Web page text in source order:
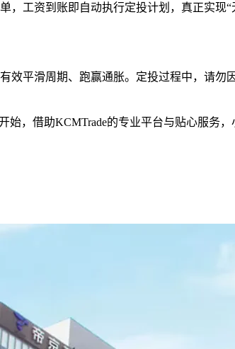
，工资到账即自动执行定投计划，真正实现“
效平滑周期、跑赢通胀。定投过程中，请
，借助KCMTrade的专业平台与贴心服务